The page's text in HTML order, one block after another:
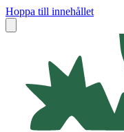
Hoppa till innehållet